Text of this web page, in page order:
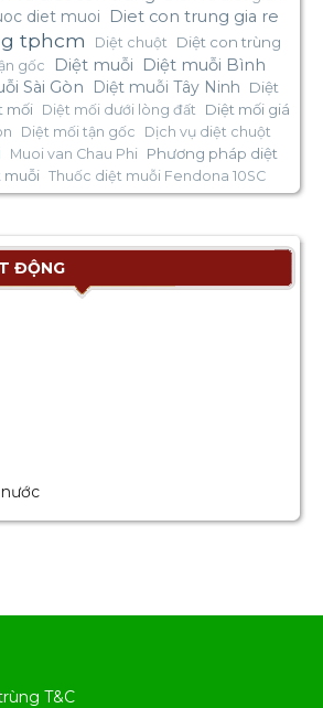
diet muoi Diet con trung gia re
tphcm Diệt chuột
Diệt con trùng
gốc Diệt muỗi
Diệt muỗi Bình
Sài Gòn Diệt muỗi Tây Ninh
Diệt
mối Diệt mối dưới lòng đất
Diệt mối giá
Diệt mối tận gốc Dịch vụ diệt chuột
Muoi van Chau Phi
Phương pháp diệt
muỗi Thuốc diệt muỗi Fendona 10SC
ĐỘNG
T&C